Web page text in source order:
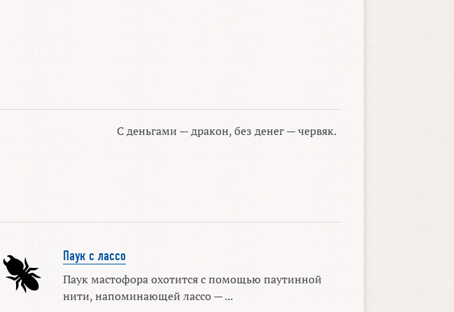
С деньгами — дракон, без денег — червяк.
Паук с лассо
Паук мастофора охотится с помощью паутинной
нити, напоминающей лассо — ...